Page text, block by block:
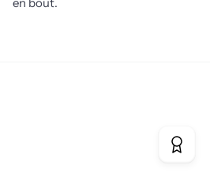
en bout.